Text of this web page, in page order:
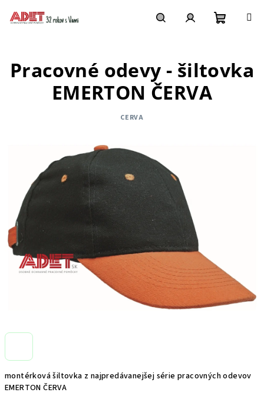
košík
montérková šiltovka z najpredávanejšej série pracovných odevov
EMERTON ČERVA
Pracovné odevy - šiltovka
EMERTON ČERVA
CERVA